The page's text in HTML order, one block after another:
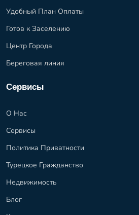
Удобный План Оплаты
Готов к Заселению
Центр Города
Береговая линия
Сервисы
О Нас
Сервисы
Политика Приватности
Турецкое Гражданство
Недвижимость
Блог